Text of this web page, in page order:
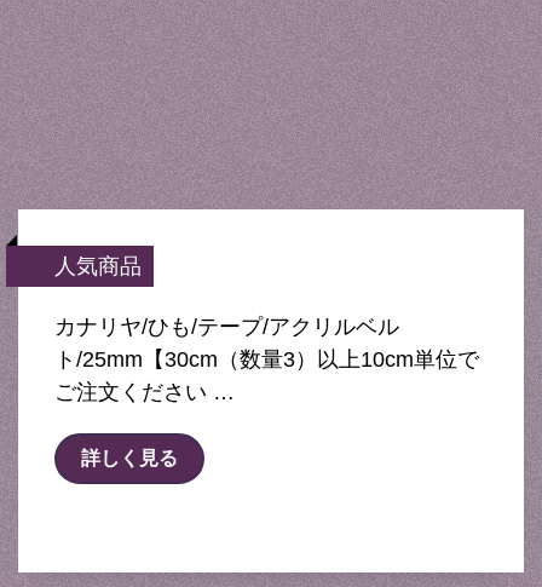
人気商品
カナリヤ/ひも/テープ/アクリルベル
ト/25mm【30cm（数量3）以上10cm単位で
ご注文ください …
詳しく見る